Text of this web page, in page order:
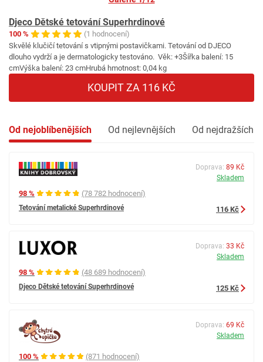
Djeco Dětské tetování Superhrdinové
100 %
(1 hodnocení)
Skvělé klučičí tetování s vtipnými postavičkami. Tetování od DJECO
dlouho vydrží a je dermatologicky testováno. Věk: +3Šířka balení: 15
cmVýška balení: 23 cmHrubá hmotnost: 0,04 kg
KOUPIT ZA 116 KČ
Od nejoblíbenějších Od nejlevnějších Od nejdražších
98 % (78 782 hodnocení)
Tetování metalické Superhrdinové
Doprava: 89 Kč
Skladem
116 Kč
98 % (48 689 hodnocení)
Djeco Dětské tetování Superhrdinové
Doprava: 33 Kč
Skladem
125 Kč
100 % (871 hodnocení)
Doprava: 69 Kč
Skladem